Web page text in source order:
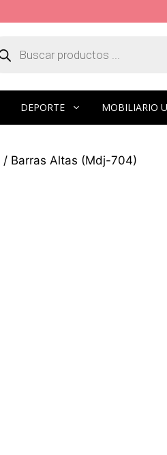
DEPORTE MOBILIARIO
/ Barras Altas (Mdj-704)